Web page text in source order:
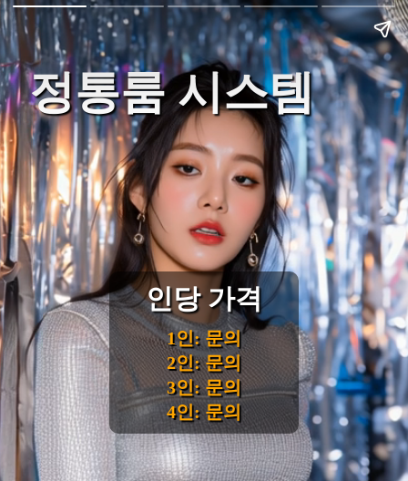
정통룸 시스템
인당 가격
1인: 문의
2인: 문의
3인: 문의
4인: 문의